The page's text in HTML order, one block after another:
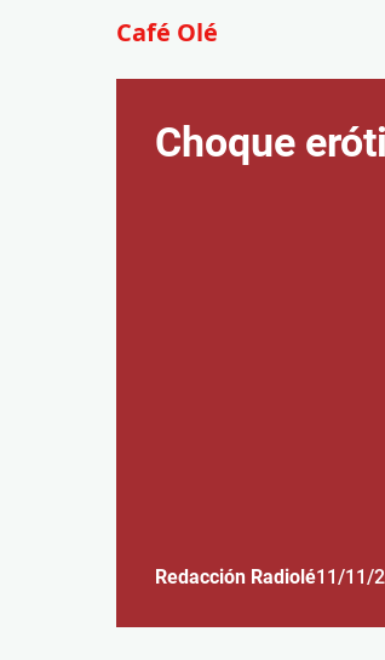
Café Olé
Choque
Redacción Radiolé11/11/